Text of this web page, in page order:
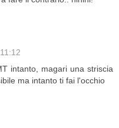
intanto, magari una striscia
ma intanto ti fai l'occhio